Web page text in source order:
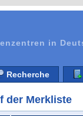
in
Recherche
der Merkliste